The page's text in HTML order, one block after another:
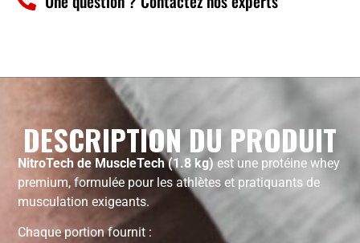
DESCRIPTION DU PRODUIT
NitroTech de MuscleTech (1.8 kg) est une protéine whey
premium, formulée pour les athlètes et pratiquants de
musculation exigeants.
Chaque portion fournit :